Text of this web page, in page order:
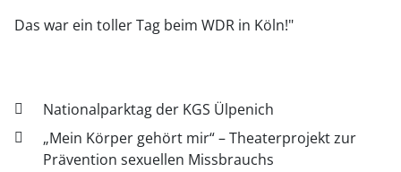
Das war ein toller Tag beim WDR in Köln!"
Nationalparktag der KGS Ülpenich
„Mein Körper gehört mir“ – Theaterprojekt zur
Prävention sexuellen Missbrauchs